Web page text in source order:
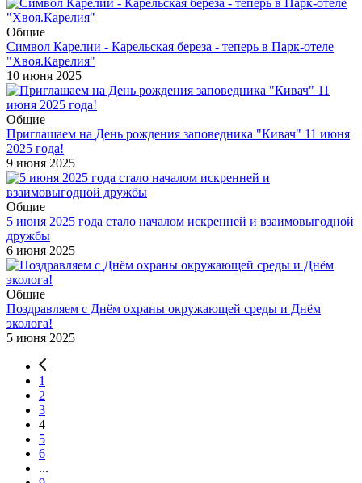
Общие
Символ Карелии - Карельская береза - теперь в Парк-отеле
"Хвоя.Карелия"
10 июня 2025
Общие
Приглашаем на День рождения заповедника "Кивач" 11 июня
2025 года!
9 июня 2025
Общие
5 июня 2025 года стало началом искренней и взаимовыгодной
дружбы
6 июня 2025
Общие
Поздравляем с Днём охраны окружающей среды и Днём
эколога!
5 июня 2025
1
2
3
4
5
6
...